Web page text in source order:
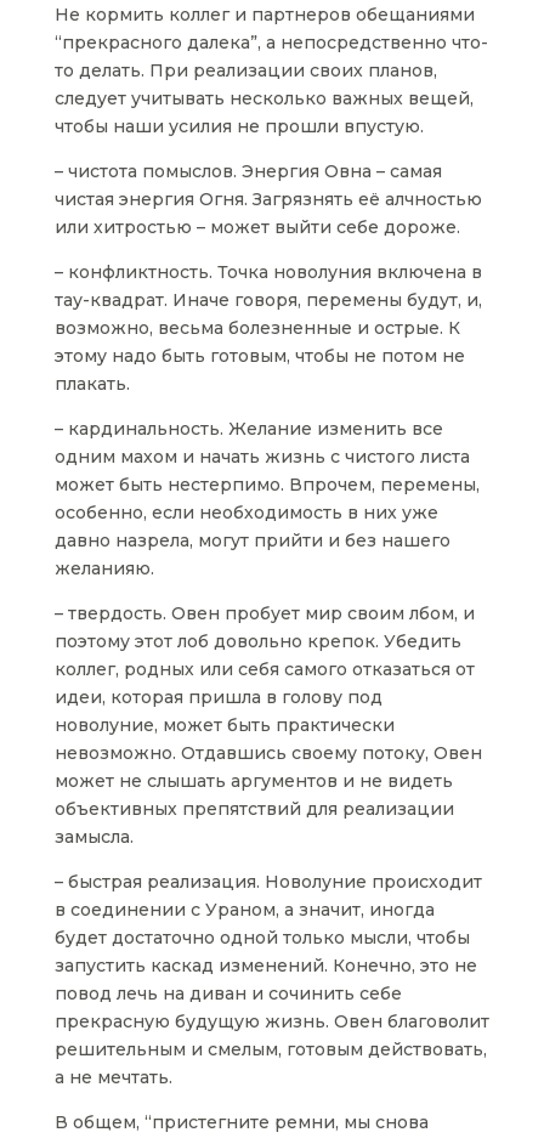
Не кормить коллег и партнеров обещаниями
“прекрасного далека”, а непосредственно что-
то делать. При реализации своих планов,
следует учитывать несколько важных вещей,
чтобы наши усилия не прошли впустую.
– чистота помыслов. Энергия Овна – самая
чистая энергия Огня. Загрязнять её алчностью
или хитростью – может выйти себе дороже.
– конфликтность. Точка новолуния включена в
тау-квадрат. Иначе говоря, перемены будут, и,
возможно, весьма болезненные и острые. К
этому надо быть готовым, чтобы не потом не
плакать.
– кардинальность. Желание изменить все
одним махом и начать жизнь с чистого листа
может быть нестерпимо. Впрочем, перемены,
особенно, если необходимость в них уже
давно назрела, могут прийти и без нашего
желанияю.
– твердость. Овен пробует мир своим лбом, и
поэтому этот лоб довольно крепок. Убедить
коллег, родных или себя самого отказаться от
идеи, которая пришла в голову под
новолуние, может быть практически
невозможно. Отдавшись своему потоку, Овен
может не слышать аргументов и не видеть
объективных препятствий для реализации
замысла.
– быстрая реализация. Новолуние происходит
в соединении с Ураном, а значит, иногда
будет достаточно одной только мысли, чтобы
запустить каскад изменений. Конечно, это не
повод лечь на диван и сочинить себе
прекрасную будущую жизнь. Овен благоволит
решительным и смелым, готовым действовать,
а не мечтать.
В общем, “пристегните ремни, мы снова